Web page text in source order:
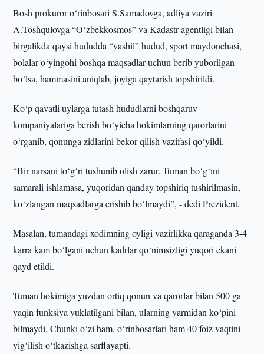
Bosh prokuror o‘rinbosari S.Samadovga, adliya vaziri
A.Toshqulovga “O‘zbekkosmos” va Kadastr agentligi bilan
birgalikda qaysi hududda “yashil” hudud, sport maydonchasi,
bolalar o‘yingohi boshqa maqsadlar uchun berib yuborilgan
bo‘lsa, hammasini aniqlab, joyiga qaytarish topshirildi.
Ko‘p qavatli uylarga tutash hududlarni boshqaruv
kompaniyalariga berish bo‘yicha hokimlarning qarorlarini
o‘rganib, qonunga zidlarini bekor qilish vazifasi qo‘yildi.
“Bir narsani to‘g‘ri tushunib olish zarur. Tuman bo‘g‘ini
samarali ishlamasa, yuqoridan qanday topshiriq tushirilmasin,
ko‘zlangan maqsadlarga erishib bo‘lmaydi”, - dedi Prezident.
Masalan, tumandagi xodimning oyligi vazirlikka qaraganda 3-4
karra kam bo‘lgani uchun kadrlar qo‘nimsizligi yuqori ekani
qayd etildi.
Tuman hokimiga yuzdan ortiq qonun va qarorlar bilan 500 ga
yaqin funksiya yuklatilgani bilan, ularning yarmidan ko‘pini
bilmaydi. Chunki o‘zi ham, o‘rinbosarlari ham 40 foiz vaqtini
yig‘ilish o‘tkazishga sarflayapti.